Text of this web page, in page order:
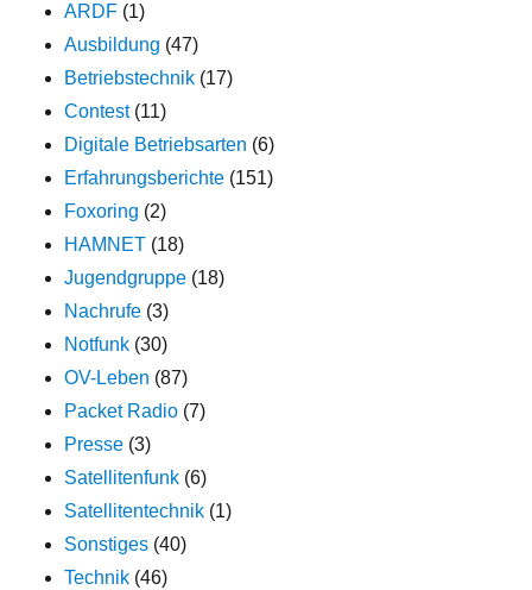
ARDF (1)
Ausbildung (47)
Betriebstechnik (17)
Contest(11)
Digitale Betriebsarten (6)
Erfahrungsberichte (151)
Foxoring (2)
HAMNET (18)
Jugendgruppe (18)
Nachrufe (3)
Notfunk (30)
OV-Leben (87)
Packet Radio (7)
Presse (3)
Satellitenfunk (6)
Satellitentechnik (1)
Sonstiges (40)
Technik (46)